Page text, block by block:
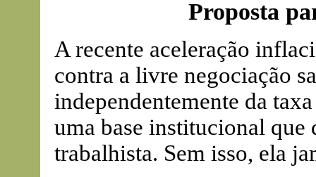
Proposta
A recente aceleração
contra a livre negociação
independentemente da
uma base institucional
trabalhista. Sem isso, ela